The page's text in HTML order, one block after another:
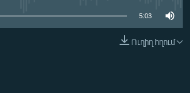
5:03
Ուղիղ հղում